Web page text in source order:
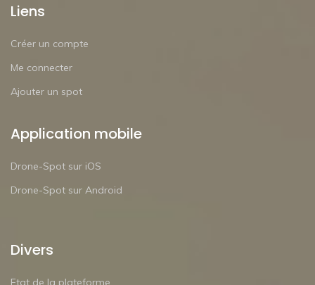
Liens
Créer un compte
Me connecter
Ajouter un spot
Application mobile
Drone-Spot sur iOS
Drone-Spot sur Android
Divers
Etat de la plateforme